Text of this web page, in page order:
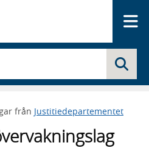
från Justitiedepartementet